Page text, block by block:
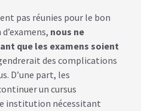
pas réunies pour le bon
nous ne
que les examens soient
des complications
D’une part, les
un cursus
institution nécessitant